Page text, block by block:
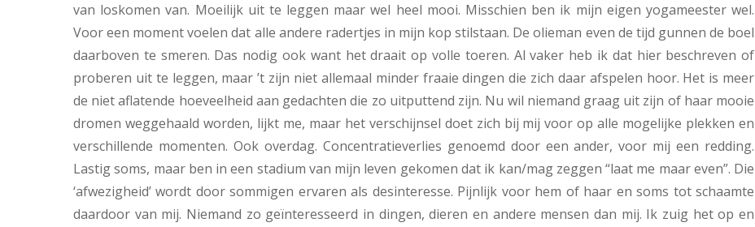
van loskomen van. Moeilijk uit te leggen maar wel heel mooi. Misschien ben ik mijn eigen yogameester wel.
Voor een moment voelen dat alle andere radertjes in mijn kop stilstaan. De olieman even de tijd gunnen de boel
daarboven te smeren. Das nodig ook want het draait op volle toeren. Al vaker heb ik dat hier beschreven of
proberen uit te leggen, maar ’t zijn niet allemaal minder fraaie dingen die zich daar afspelen hoor. Het is meer
de niet aflatende hoeveelheid aan gedachten die zo uitputtend zijn. Nu wil niemand graag uit zijn of haar mooie
dromen weggehaald worden, lijkt me, maar het verschijnsel doet zich bij mij voor op alle mogelijke plekken en
verschillende momenten. Ook overdag. Concentratieverlies genoemd door een ander, voor mij een redding.
Lastig soms, maar ben in een stadium van mijn leven gekomen dat ik kan/mag zeggen “laat me maar even”. Die
‘afwezigheid’ wordt door sommigen ervaren als desinteresse. Pijnlijk voor hem of haar en soms tot schaamte
daardoor van mij. Niemand zo geïnteresseerd in dingen, dieren en andere mensen dan mij. Ik zuig het op en